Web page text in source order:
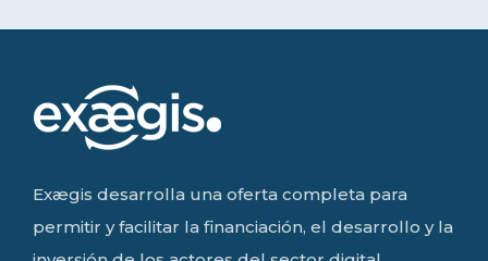
Exægis desarrolla una oferta completa para
permitir y facilitar la financiación, el desarrollo y la